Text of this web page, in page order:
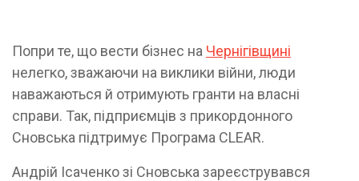
Попри те, що вести бізнес на Чернігівщині
нелегко, зважаючи на виклики війни, люди
наважаються й отримують гранти на власні
справи. Так, підприємців з прикордонного
Сновська підтримує Програма CLEAR.
Андрій Ісаченко зі Сновська зареєструвався